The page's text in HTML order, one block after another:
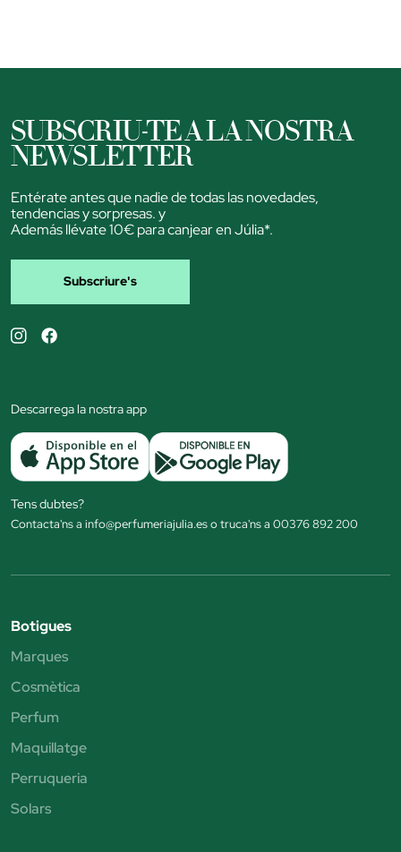
SUBSCRIU-TE A LA NOSTRA
NEWSLETTER
Entérate antes que nadie de todas las novedades,
tendencias y sorpresas. y
Además llévate 10€ para canjear en Júlia*.
Subscriure's
Descarrega la nostra app
Tens dubtes?
Contacta'ns a info@perfumeriajulia.es o truca'ns a 00376 892 200
Botigues
Marques
Cosmètica
Perfum
Maquillatge
Perruqueria
Solars